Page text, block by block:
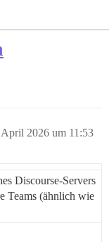
2026 um 11:53
Discourse-Servers
Teams (ähnlich wie